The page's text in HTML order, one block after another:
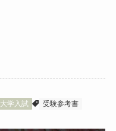
大学入試 受験参考書